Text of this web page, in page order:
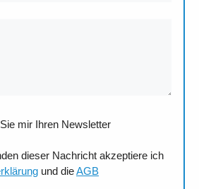
mir Ihren Newsletter
dieser Nachricht akzeptiere ich
und dieAGB